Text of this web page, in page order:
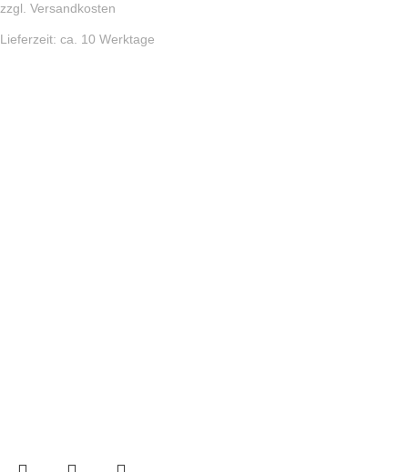
zzgl. Versandkosten
Lieferzeit: ca. 10 Werktage